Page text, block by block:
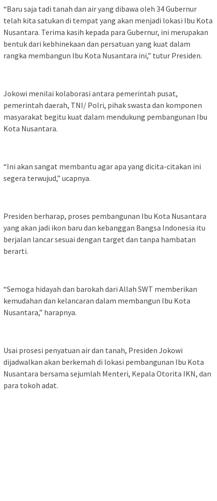
“Baru saja tadi tanah dan air yang dibawa oleh 34 Gubernur
telah kita satukan di tempat yang akan menjadi lokasi Ibu Kota
Nusantara. Terima kasih kepada para Gubernur, ini merupakan
bentuk dari kebhinekaan dan persatuan yang kuat dalam
rangka membangun Ibu Kota Nusantara ini,” tutur Presiden.
Jokowi menilai kolaborasi antara pemerintah pusat,
pemerintah daerah, TNI/ Polri, pihak swasta dan komponen
masyarakat begitu kuat dalam mendukung pembangunan Ibu
Kota Nusantara.
“Ini akan sangat membantu agar apa yang dicita-citakan ini
segera terwujud,” ucapnya.
Presiden berharap, proses pembangunan Ibu Kota Nusantara
yang akan jadi ikon baru dan kebanggan Bangsa Indonesia itu
berjalan lancar sesuai dengan target dan tanpa hambatan
berarti.
“Semoga hidayah dan barokah dari Allah SWT memberikan
kemudahan dan kelancaran dalam membangun Ibu Kota
Nusantara,” harapnya.
Usai prosesi penyatuan air dan tanah, Presiden Jokowi
dijadwalkan akan berkemah di lokasi pembangunan Ibu Kota
Nusantara bersama sejumlah Menteri, Kepala Otorita IKN, dan
para tokoh adat.